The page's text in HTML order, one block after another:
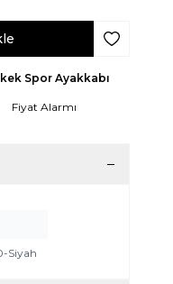
Favoriye
Spor Ayakkabı
Fiyat Alarmı
Siyah